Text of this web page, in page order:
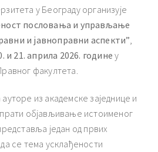
у Београду организује
пословања и управљање
и јавноправни аспекти”
и 21. априла 2026. године у
факултета.
из академске заједнице и
објављивање истоименог
један од првих
се тема усклађености